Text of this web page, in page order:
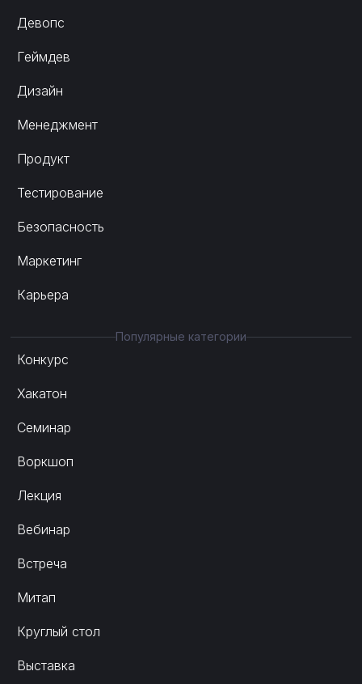
Девопс
Геймдев
Дизайн
Менеджмент
Продукт
Тестирование
Безопасность
Маркетинг
Карьера
Популярные категории
Конкурс
Хакатон
Семинар
Воркшоп
Лекция
Вебинар
Встреча
Митап
Круглый стол
Выставка